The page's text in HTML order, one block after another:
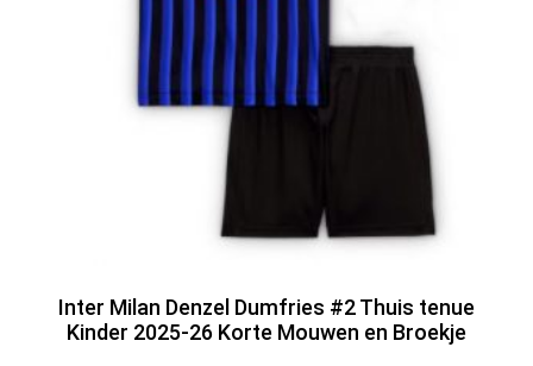
Inter Milan Denzel Dumfries #2 Thuis tenue
Kinder 2025-26 Korte Mouwen en Broekje